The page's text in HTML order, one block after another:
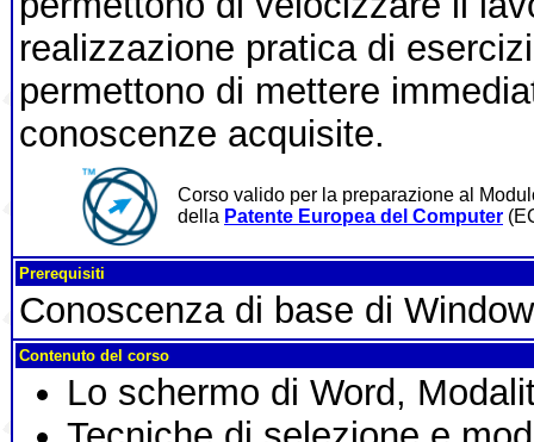
realizzazione pratica di
permettono di mettere
conoscenze acquisite.
Corso valido per la preparazione al
della Patente Europea del Computer
Prerequisiti
Conoscenza di base di
Contenuto del corso
Lo schermo di Word,